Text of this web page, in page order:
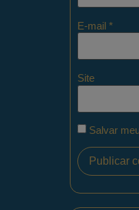
E-mail *
Site
Salvar